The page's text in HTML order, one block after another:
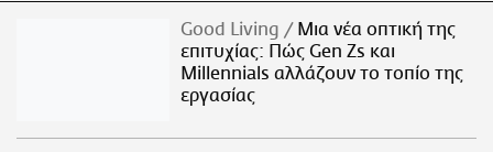
Good Living
Μια νέα οπτική της
επιτυχίας: Πώς Gen Zs και
Millennials αλλάζουν το τοπίο της
εργασίας